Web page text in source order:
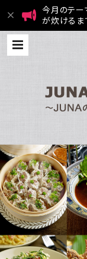
今月のテー
が炊けるま